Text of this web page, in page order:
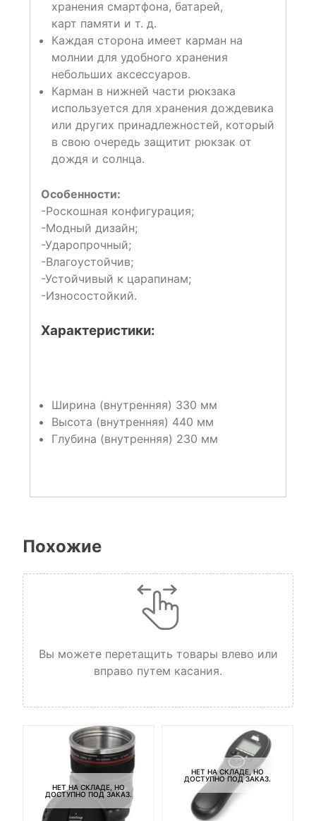
хранения смартфона, батарей,
карт памяти и т. д.
Каждая сторона имеет карман на
молнии для удобного хранения
небольших аксессуаров.
Карман в нижней части рюкзака
используется для хранения дождевика
или других принадлежностей, который
в свою очередь защитит рюкзак от
дождя и солнца.
Особенности:
-Роскошная конфигурация;
-Модный дизайн;
-Ударопрочный;
-Влагоустойчив;
-Устойчивый к царапинам;
-Износостойкий.
Характеристики:
Ширина (внутренняя) 330 мм
Высота (внутренняя) 440 мм
Глубина (внутренняя) 230 мм
Похожие
Вы можете перетащить товары влево или
вправо путем касания.
НЕТ НА СКЛАДЕ, НО
ДОСТУПНО ПОД ЗАКАЗ.
НЕТ НА СКЛАДЕ, НО
ДОСТУПНО ПОД ЗАКАЗ.